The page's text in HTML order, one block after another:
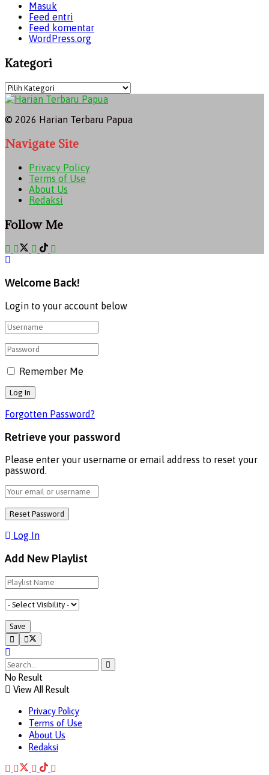
Masuk
Feed entri
Feed komentar
WordPress.org
Kategori
Kategori
© 2026 Harian Terbaru Papua
Navigate Site
Privacy Policy
Terms of Use
About Us
Redaksi
Follow Me
Welcome Back!
Login to your account below
Remember Me
Forgotten Password?
Retrieve your password
Please enter your username or email address to reset your
password.
Log In
Add New Playlist
No Result
View All Result
Privacy Policy
Terms of Use
About Us
Redaksi